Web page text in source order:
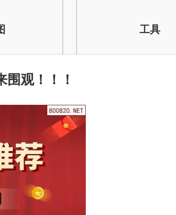
工具
围观！！！